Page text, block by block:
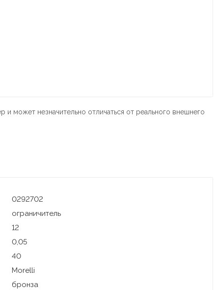
и может незначительно отличаться от реального внешнего
0292702
ограничитель
12
0,05
40
Morelli
бронза